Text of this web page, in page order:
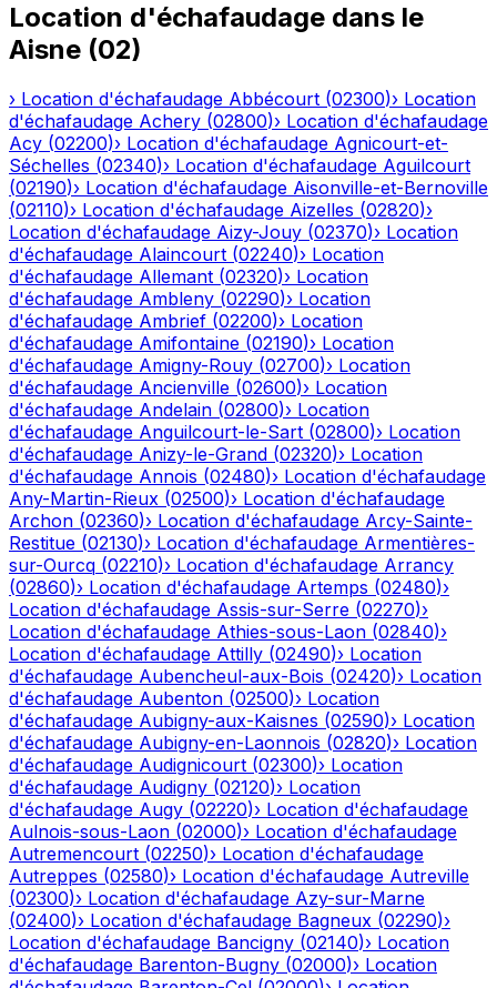
Location d'échafaudage dans le
Aisne (02)
› Location d'échafaudage Abbécourt (02300)› Location
d'échafaudage Achery (02800)› Location d'échafaudage
Acy (02200)› Location d'échafaudage Agnicourt-et-
Séchelles (02340)› Location d'échafaudage Aguilcourt
(02190)› Location d'échafaudage Aisonville-et-Bernoville
(02110)› Location d'échafaudage Aizelles (02820)›
Location d'échafaudage Aizy-Jouy (02370)› Location
d'échafaudage Alaincourt (02240)› Location
d'échafaudage Allemant (02320)› Location
d'échafaudage Ambleny (02290)› Location
d'échafaudage Ambrief (02200)› Location
d'échafaudage Amifontaine (02190)› Location
d'échafaudage Amigny-Rouy (02700)› Location
d'échafaudage Ancienville (02600)› Location
d'échafaudage Andelain (02800)› Location
d'échafaudage Anguilcourt-le-Sart (02800)› Location
d'échafaudage Anizy-le-Grand (02320)› Location
d'échafaudage Annois (02480)› Location d'échafaudage
Any-Martin-Rieux (02500)› Location d'échafaudage
Archon (02360)› Location d'échafaudage Arcy-Sainte-
Restitue (02130)› Location d'échafaudage Armentières-
sur-Ourcq (02210)› Location d'échafaudage Arrancy
(02860)› Location d'échafaudage Artemps (02480)›
Location d'échafaudage Assis-sur-Serre (02270)›
Location d'échafaudage Athies-sous-Laon (02840)›
Location d'échafaudage Attilly (02490)› Location
d'échafaudage Aubencheul-aux-Bois (02420)› Location
d'échafaudage Aubenton (02500)› Location
d'échafaudage Aubigny-aux-Kaisnes (02590)› Location
d'échafaudage Aubigny-en-Laonnois (02820)› Location
d'échafaudage Audignicourt (02300)› Location
d'échafaudage Audigny (02120)› Location
d'échafaudage Augy (02220)› Location d'échafaudage
Aulnois-sous-Laon (02000)› Location d'échafaudage
Autremencourt (02250)› Location d'échafaudage
Autreppes (02580)› Location d'échafaudage Autreville
(02300)› Location d'échafaudage Azy-sur-Marne
(02400)› Location d'échafaudage Bagneux (02290)›
Location d'échafaudage Bancigny (02140)› Location
d'échafaudage Barenton-Bugny (02000)› Location